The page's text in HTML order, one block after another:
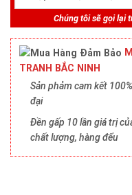
Chúng tôi sẽ gọi lại
TRANH BẮC NINH
Sản phảm cam kết
đại
Đền gấp 10 lần giá trị
chất lượng, hàng đểu